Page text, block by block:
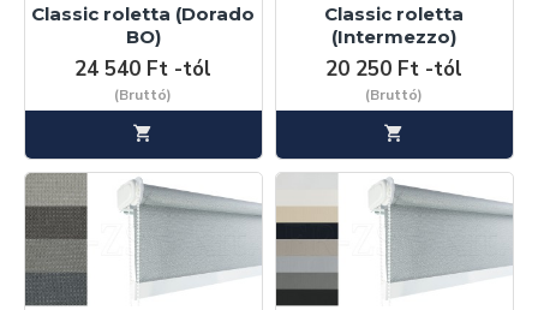
Classic roletta (Dorado
BO)
24 540 Ft -tól
(Bruttó)
Classic roletta
(Intermezzo)
20 250 Ft -tól
(Bruttó)